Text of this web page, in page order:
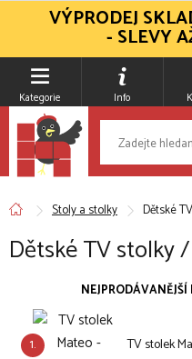
Kategorie Info
Stoly a stolky Dětské
Dětské TV stolky
1. TV stolek
VÝPRODEJ
- SLEVY